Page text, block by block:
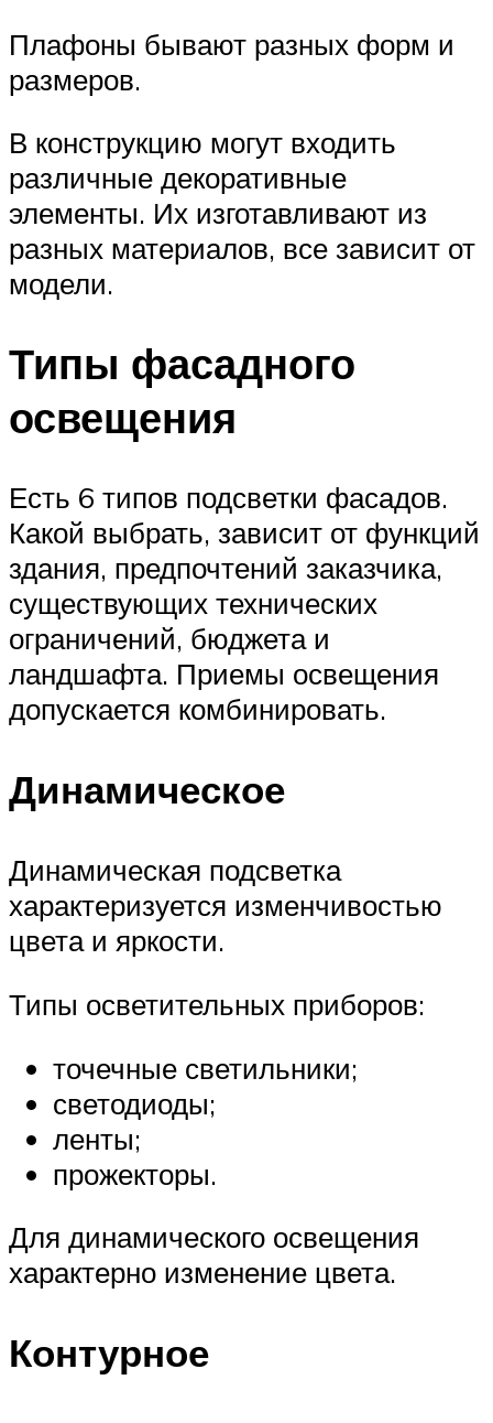
Плафоны бывают разных форм и
размеров.
В конструкцию могут входить
различные декоративные
элементы. Их изготавливают из
разных материалов, все зависит от
модели.
Типы фасадного
освещения
Есть 6 типов подсветки фасадов.
Какой выбрать, зависит от функций
здания, предпочтений заказчика,
существующих технических
ограничений, бюджета и
ландшафта. Приемы освещения
допускается комбинировать.
Динамическое
Динамическая подсветка
характеризуется изменчивостью
цвета и яркости.
Типы осветительных приборов:
точечные светильники;
светодиоды;
ленты;
прожекторы.
Для динамического освещения
характерно изменение цвета.
Контурное